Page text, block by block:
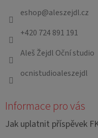
eshop@aleszejdl.cz
+420 724 891 191
Aleš Žejdl Oční studio
ocnistudioaleszejdl
Informace pro vás
Jak uplatnit příspěvek